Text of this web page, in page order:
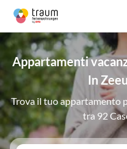
Appartamenti
In
Trova il tuo appartamento
tra 92